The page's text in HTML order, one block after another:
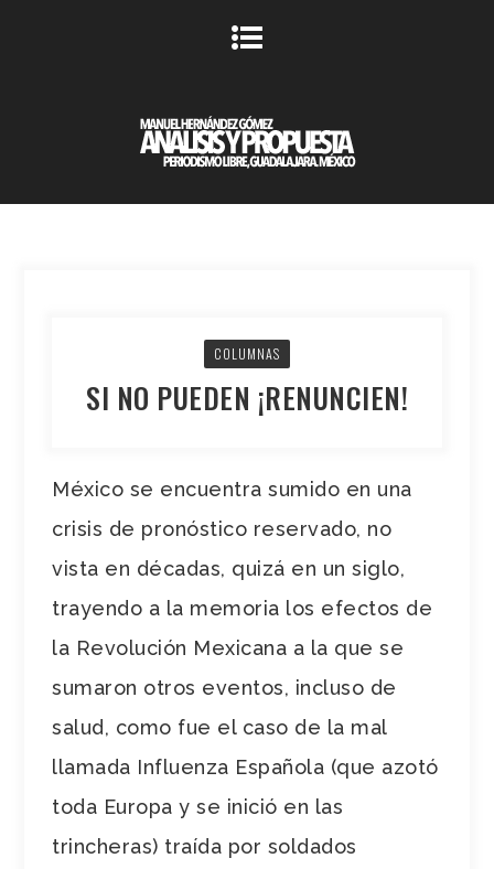
COLUMNAS
SI NO PUEDEN ¡RENUNCIEN!
México se encuentra sumido en una
crisis de pronóstico reservado, no
vista en décadas, quizá en un siglo,
trayendo a la memoria los efectos de
la Revolución Mexicana a la que se
sumaron otros eventos, incluso de
salud, como fue el caso de la mal
llamada Influenza Española (que azotó
toda Europa y se inició en las
trincheras) traída por soldados